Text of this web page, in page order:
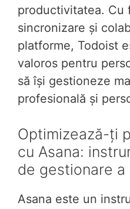
productivitatea. Cu
sincronizare și
platforme, Todoist
valoros pentru
să își gestioneze
profesională și
Optimizează-ți
cu Asana:
de gestionare
Asana este un